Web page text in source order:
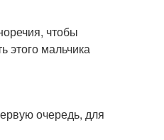
чтобы
этого мальчика
очередь, для